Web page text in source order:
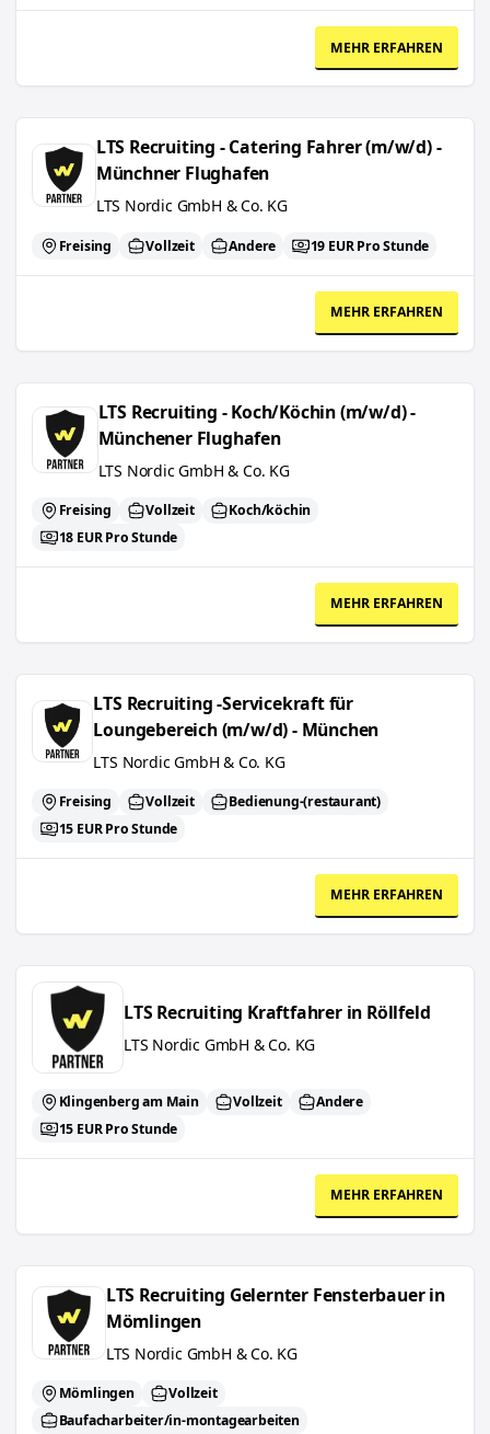
MEHR ERFAHREN
LTS Recruiting - Catering Fahrer (m/w/d) - Münchner Flughafen
LTS Recruiting - Catering Fahrer (m/w/d) -
Münchner Flughafen
LTS Nordic GmbH & Co. KG
Freising Vollzeit Andere 19 EUR Pro Stunde
MEHR ERFAHREN
LTS Recruiting - Koch/Köchin (m/w/d) - Münchener Flughafen
LTS Recruiting - Koch/Köchin (m/w/d) -
Münchener Flughafen
LTS Nordic GmbH & Co. KG
Freising Vollzeit
Koch/köchin
18 EUR Pro Stunde
MEHR ERFAHREN
LTS Recruiting -Servicekraft für Loungebereich (m/w/d) - München
LTS Recruiting -Servicekraft für
Loungebereich (m/w/d) - München
LTS Nordic GmbH & Co. KG
Freising Vollzeit
Bedienung-(restaurant)
15 EUR Pro Stunde
MEHR ERFAHREN
LTS Recruiting Kraftfahrer in Röllfeld
LTS Recruiting Kraftfahrer in Röllfeld
LTS Nordic GmbH & Co. KG
Klingenberg am Main Vollzeit
Andere
15 EUR Pro Stunde
MEHR ERFAHREN
LTS Recruiting Gelernter Fensterbauer in Mömlingen
LTS Recruiting Gelernter Fensterbauer in
Mömlingen
LTS Nordic GmbH & Co. KG
Mömlingen
Vollzeit
Baufacharbeiter/in-montagearbeiten